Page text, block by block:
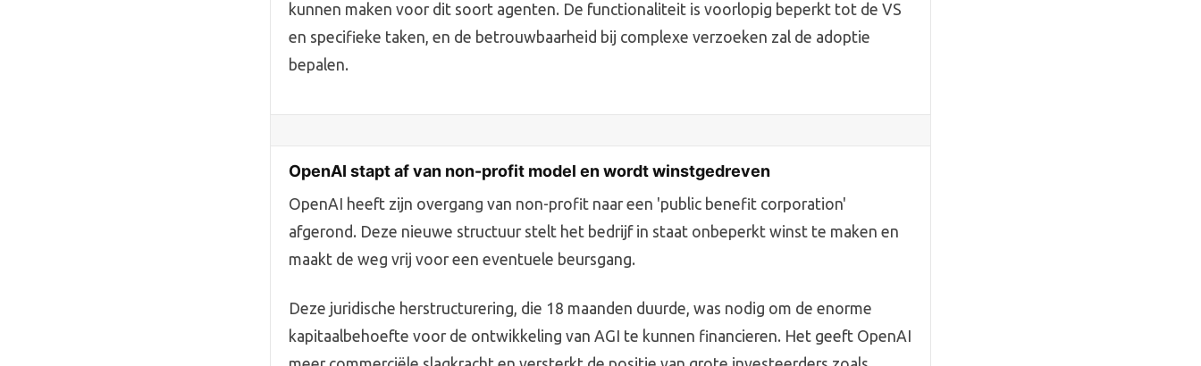
kunnen maken voor dit soort agenten. De functionaliteit is voorlopig beperkt tot de VS
en specifieke taken, en de betrouwbaarheid bij complexe verzoeken zal de adoptie
bepalen.
OpenAI stapt af van non-profit model en wordt winstgedreven
OpenAI heeft zijn overgang van non-profit naar een 'public benefit corporation'
afgerond. Deze nieuwe structuur stelt het bedrijf in staat onbeperkt winst te maken en
maakt de weg vrij voor een eventuele beursgang.
Deze juridische herstructurering, die 18 maanden duurde, was nodig om de enorme
kapitaalbehoefte voor de ontwikkeling van AGI te kunnen financieren. Het geeft OpenAI